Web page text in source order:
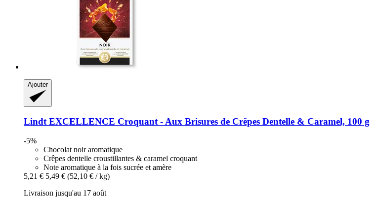
Ajouter
Lindt EXCELLENCE Croquant -​ Aux Brisures de Crêpes Dentelle & Caramel, 100 g
-5%
Chocolat noir aromatique
Crêpes dentelle croustillantes & caramel croquant
Note aromatique à la fois sucrée et amère
5,21 € 5,49 € (52,10 € / kg)
Livraison jusqu'au 17 août